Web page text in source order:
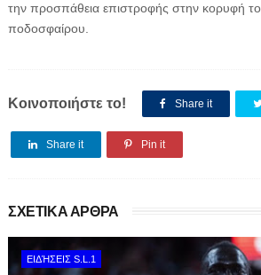
την προσπάθεια επιστροφής στην κορυφή
ποδοσφαίρου.
Κοινοποιήστε το! Share it
Share it Pin it
ΣΧΕΤΙΚΑ ΑΡΘΡΑ
ΕΙΔΉΣΕΙΣ S.L.1